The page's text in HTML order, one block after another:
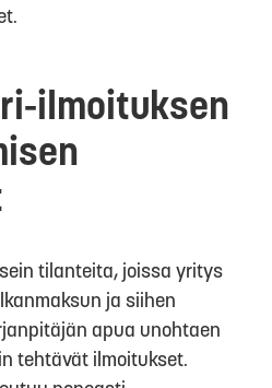
ilmoituksen
tilanteita, joissa yritys
ja siihen
apua unohtaen
tehtävät ilmoitukset.